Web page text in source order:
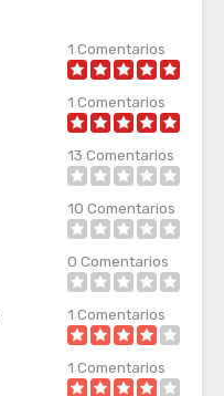
1 Comentarios
1 Comentarios
13 Comentarios
10 Comentarios
0 Comentarios
1 Comentarios
1 Comentarios